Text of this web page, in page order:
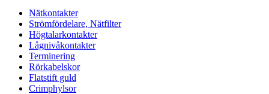
Nätkontakter
Strömfördelare, Nätfilter
Högtalarkontakter
Lågnivåkontakter
Terminering
Rörkabelskor
Flatstift guld
Crimphylsor